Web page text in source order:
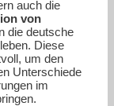
auch die
von
die deutsche
Diese
um den
Unterschiede
im